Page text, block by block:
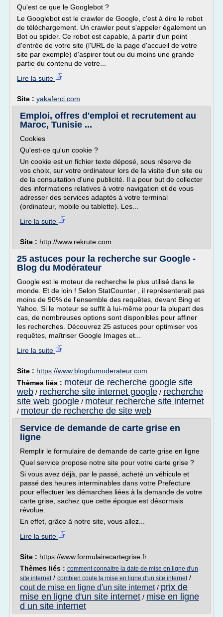
Qu'est ce que le Googlebot ?
Le Googlebot est le crawler de Google, c'est à dire le robot
de téléchargement. Un crawler peut s'appeler également un
Bot ou spider. Ce robot est capable, à partir d'un point
d'entrée de votre site (l'URL de la page d'accueil de votre
site par exemple) d'aspirer tout ou du moins une grande
partie du contenu de votre...
Lire la suite
Site : yakaferci.com
Emploi, offres d'emploi et recrutement au
Maroc, Tunisie ...
Cookies
Qu'est-ce qu'un cookie ?
Un cookie est un fichier texte déposé, sous réserve de
vos choix, sur votre ordinateur lors de la visite d'un site ou
de la consultation d'une publicité. Il a pour but de collecter
des informations relatives à votre navigation et de vous
adresser des services adaptés à votre terminal
(ordinateur, mobile ou tablette). Les...
Lire la suite
Site : http://www.rekrute.com
25 astuces pour la recherche sur Google -
Blog du Modérateur
Google est le moteur de recherche le plus utilisé dans le
monde. Et de loin ! Selon StatCounter , il représenterait pas
moins de 90% de l'ensemble des requêtes, devant Bing et
Yahoo. Si le moteur se suffit à lui-même pour la plupart des
cas, de nombreuses options sont disponibles pour affiner
les recherches. Découvrez 25 astuces pour optimiser vos
requêtes, maîtriser Google Images et...
Lire la suite
Site : https://www.blogdumoderateur.com
Thèmes liés : moteur de recherche google site
web / recherche site internet google / recherche
site web google / moteur recherche site internet
/ moteur de recherche de site web
Service de demande de carte grise en
ligne
Remplir le formulaire de demande de carte grise en ligne
Quel service propose notre site pour votre carte grise ?
Si vous avez déjà, par le passé, acheté un véhicule et
passé des heures interminables dans votre Prefecture
pour effectuer les démarches liées à la demande de votre
carte grise, sachez que cette époque est désormais
révolue.
En effet, grâce à notre site, vous allez...
Lire la suite
Site : https://www.formulairecartegrise.fr
Thèmes liés : comment connaitre la date de mise en ligne d'un
site internet/ combien coute la mise en ligne d'un site internet/
cout de mise en ligne d'un site internet/ prix de
mise en ligne d'un site internet / mise en ligne
d un site internet